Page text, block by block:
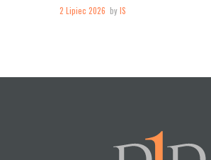
2 Lipiec 2026 byIS